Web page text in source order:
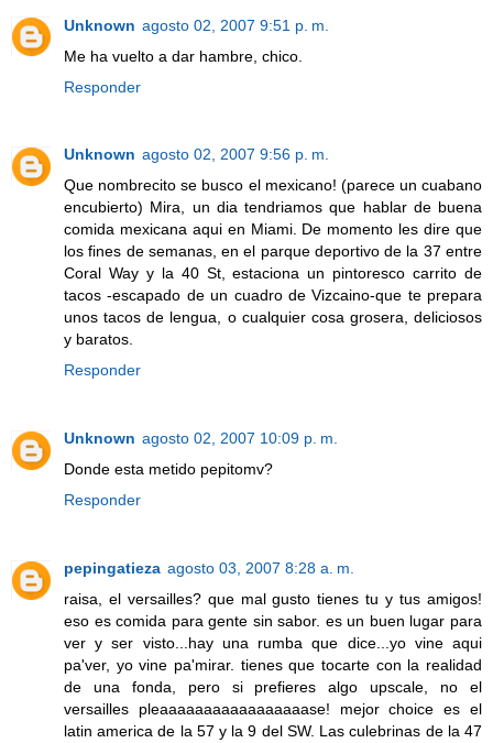
Unknown agosto 02, 2007 9:51 p. m.
Me ha vuelto a dar hambre, chico.
Responder
Unknown agosto 02, 2007 9:56 p. m.
Que nombrecito se busco el mexicano! (parece un cuabano
encubierto) Mira, un dia tendriamos que hablar de buena
comida mexicana aqui en Miami. De momento les dire que
los fines de semanas, en el parque deportivo de la 37 entre
Coral Way y la 40 St, estaciona un pintoresco carrito de
tacos -escapado de un cuadro de Vizcaino-que te prepara
unos tacos de lengua, o cualquier cosa grosera, deliciosos
y baratos.
Responder
Unknown agosto 02, 2007 10:09 p. m.
Donde esta metido pepitomv?
Responder
pepingatieza agosto 03, 2007 8:28 a. m.
raisa, el versailles? que mal gusto tienes tu y tus amigos!
eso es comida para gente sin sabor. es un buen lugar para
ver y ser visto...hay una rumba que dice...yo vine aqui
pa'ver, yo vine pa'mirar. tienes que tocarte con la realidad
de una fonda, pero si prefieres algo upscale, no el
versailles pleaaaaaaaaaaaaaaaaase! mejor choice es el
latin america de la 57 y la 9 del SW. Las culebrinas de la 47